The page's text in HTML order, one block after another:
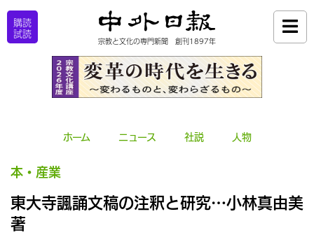
購読
試読
宗教と文化の専門新聞 創刊1897年
ホーム ニュース 社説 人物
本・産業
東大寺諷誦文稿の注釈と研究…小林真由美
著